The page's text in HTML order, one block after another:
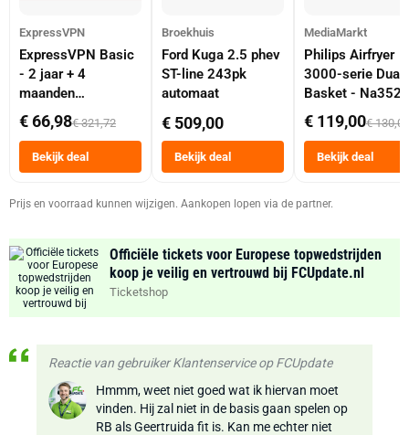
ExpressVPN
ExpressVPN Basic
- 2 jaar + 4
maanden
abonnement
€ 66,98€ 321,72
Bekijk deal
Broekhuis
Ford Kuga 2.5 phev
ST-line 243pk
automaat
€ 509,00
Bekijk deal
MediaMarkt
Philips Airfryer
3000-serie Dual
Basket -
Dubbele Mand 9
Tot 6 Personen
Heteluchtfriteuse
Zwart
€ 119,00€ 130,00
Bekijk deal
Prijs en voorraad kunnen wijzigen. Aankopen lopen via de partner.
Officiële tickets voor Europese topwedstrijden
koop je veilig en vertrouwd bij FCUpdate.nl
Ticketshop
Reactie van gebruiker Klantenservice op FCUpdate
Hmmm, weet niet goed wat ik hiervan moet
vinden. Hij zal niet in de basis gaan spelen op
RB als Geertruida fit is. Kan me echter niet